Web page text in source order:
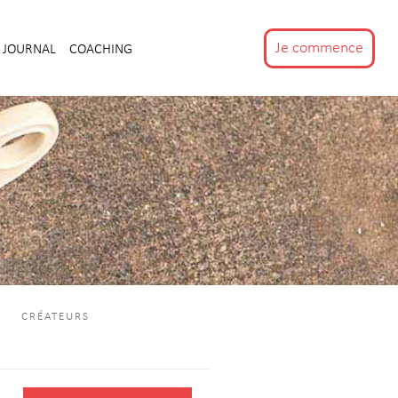
JOURNAL COACHING Je commence
CRÉATEURS